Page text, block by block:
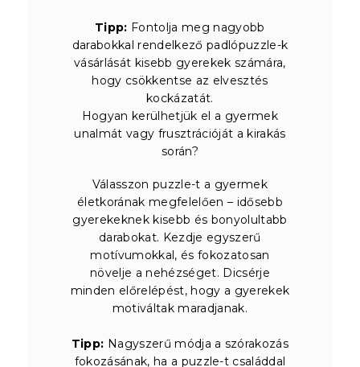
Tipp: Fontolja meg nagyobb
darabokkal rendelkező padlópuzzle-k
vásárlását kisebb gyerekek számára,
hogy csökkentse az elvesztés
kockázatát.
Hogyan kerülhetjük el a gyermek
unalmát vagy frusztrációját a kirakás
során?
Válasszon puzzle-t a gyermek
életkorának megfelelően – idősebb
gyerekeknek kisebb és bonyolultabb
darabokat. Kezdje egyszerű
motívumokkal, és fokozatosan
növelje a nehézséget. Dicsérje
minden előrelépést, hogy a gyerekek
motiváltak maradjanak.
Tipp: Nagyszerű módja a szórakozás
fokozásának, ha a puzzle-t családdal